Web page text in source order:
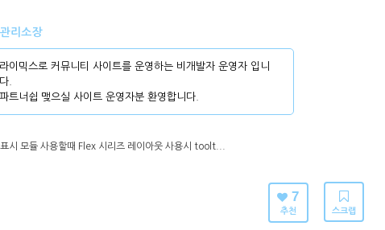
리소장
라이믹스로 커뮤니티 사이트를 운영하는 비개발자 운영자 입니
다.
파트너쉽 맺으실 사이트 운영자분 환영합니다.
시 모듈 사용할때 Flex 시리즈 레이아웃 사용시 toolt...
7
추천 스크랩